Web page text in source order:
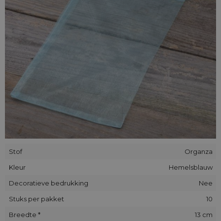
We kunnen eveneens bedrukte zakjes vervaardigen waarbij
jouw logo rechtstreeks op het materiaal komt - je hoeft
slechts contact met ons op te nemen.
Stof
Organza
Kleur
Hemelsblauw
Decoratieve bedrukking
Nee
Stuks per pakket
10
Breedte *
13 cm